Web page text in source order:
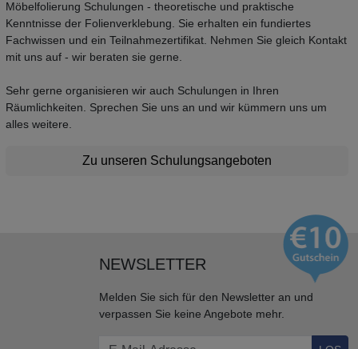
Möbelfolierung Schulungen - theoretische und praktische
Kenntnisse der Folienverklebung. Sie erhalten ein fundiertes
Fachwissen und ein Teilnahmezertifikat. Nehmen Sie gleich Kontakt
mit uns auf - wir beraten sie gerne.
Sehr gerne organisieren wir auch Schulungen in Ihren
Räumlichkeiten. Sprechen Sie uns an und wir kümmern uns um
alles weitere.
Zu unseren Schulungsangeboten
NEWSLETTER
Melden Sie sich für den Newsletter an und
verpassen Sie keine Angebote mehr.